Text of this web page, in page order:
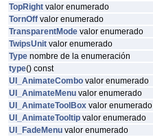
TopRight valor enumerado
TornOff valor enumerado
TransparentMode valor enumerado
TwipsUnit valor enumerado
Type nombre de la enumeración
type() const
UI_AnimateCombo valor enumerado
UI_AnimateMenu valor enumerado
UI_AnimateToolBox valor enumerado
UI_AnimateTooltip valor enumerado
UI_FadeMenu valor enumerado